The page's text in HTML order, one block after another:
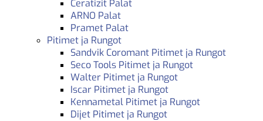
Ceratizit Palat
ARNO Palat
Pramet Palat
Pitimet ja Rungot
Sandvik Coromant Pitimet ja Rungot
Seco Tools Pitimet ja Rungot
Walter Pitimet ja Rungot
Iscar Pitimet ja Rungot
Kennametal Pitimet ja Rungot
Dijet Pitimet ja Rungot